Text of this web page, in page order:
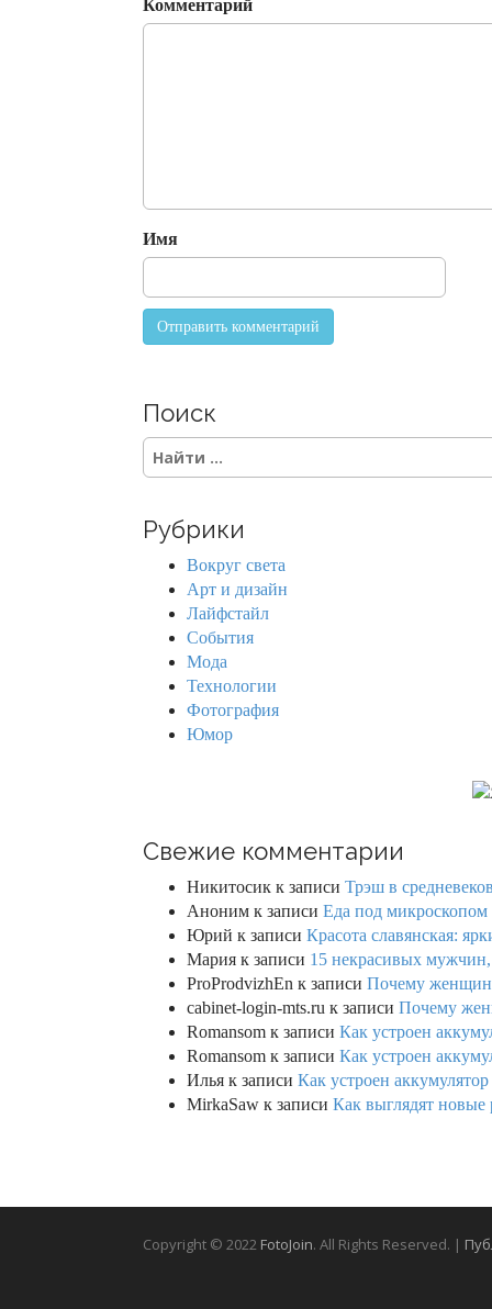
v
o
n
Комментарий
Имя
Поиск
S
e
c
Рубрики
Вокруг света
Арт и дизайн
Лайфстайл
События
Мода
Технологии
Фотография
Юмор
Свежие комментарии
Никитосик к записи Трэш в
Аноним к записи Еда под микроскопом
Юрий к записи Красота славянская:
Мария к записи 15 некрасивых
ProProdvizhEn к записи Почему
cabinet-login-mts.ru к записи Почему
Romansom к записи Как устроен
Romansom к записи Как устроен
Илья к записи Как устроен
MirkaSaw к записи Как выглядят новые
Copyright © 2022 FotoJoin. All Rights Reserved. |